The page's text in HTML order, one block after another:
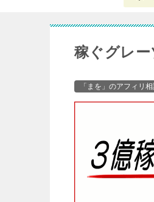
稼ぐグレー
「まを」のアフィリ